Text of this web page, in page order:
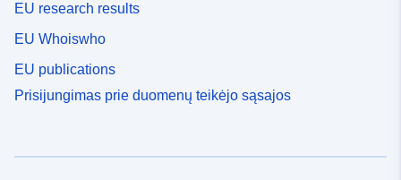
EU research results
EU Whoiswho
EU publications
Prisijungimas prie duomenų teikėjo sąsajos